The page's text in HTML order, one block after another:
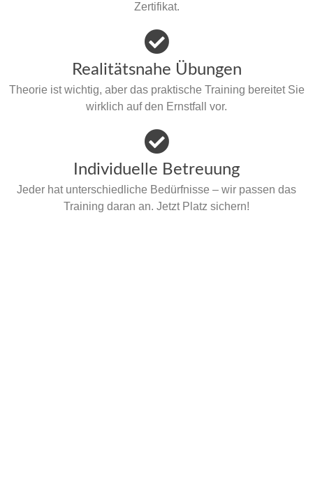
Zertifikat.
Realitätsnahe Übungen
Theorie ist wichtig, aber das praktische Training bereitet Sie
wirklich auf den Ernstfall vor.
Individuelle Betreuung
Jeder hat unterschiedliche Bedürfnisse – wir passen das
Training daran an. Jetzt Platz sichern!